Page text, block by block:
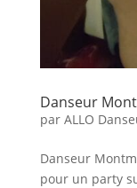
Danseur
par ALLO
Danseur
pour un party